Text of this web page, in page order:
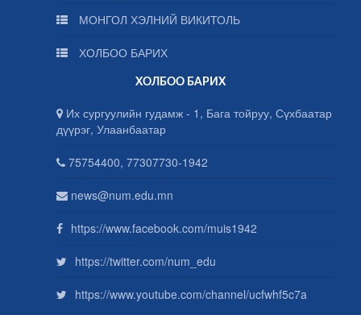
МОНГОЛ ХЭЛНИЙ ВИКИТОЛЬ
ХОЛБОО БАРИХ
ХОЛБОО БАРИХ
Их сургуулийн гудамж - 1, Бага тойруу, Сүхбаатар
дүүрэг, Улаанбаатар
75754400, 77307730-1942
news@num.edu.mn
https://www.facebook.com/muis1942
https://twitter.com/num_edu
https://www.youtube.com/channel/ucfwhf5c7a